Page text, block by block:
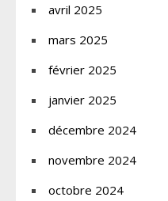
avril 2025
mars 2025
février 2025
janvier 2025
décembre 2024
novembre 2024
octobre 2024